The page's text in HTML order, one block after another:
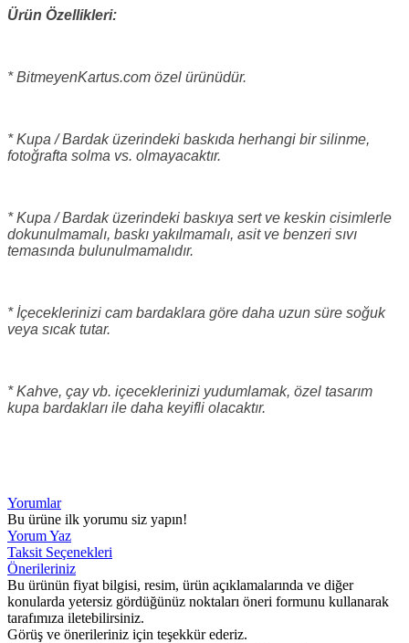
Ürün Özellikleri:
* BitmeyenKartus.com özel ürünüdür.
* Kupa / Bardak üzerindeki baskıda herhangi bir silinme,
fotoğrafta solma vs. olmayacaktır.
* Kupa / Bardak üzerindeki baskıya sert ve keskin cisimlerle
dokunulmamalı, baskı yakılmamalı, asit ve benzeri sıvı
temasında bulunulmamalıdır.
* İçeceklerinizi cam bardaklara göre daha uzun süre soğuk
veya sıcak tutar.
* Kahve, çay vb. içeceklerinizi yudumlamak, özel tasarım
kupa bardakları ile daha keyifli olacaktır.
Yorumlar
Bu ürüne ilk yorumu siz yapın!
Yorum Yaz
Taksit Seçenekleri
Önerileriniz
Bu ürünün fiyat bilgisi, resim, ürün açıklamalarında ve diğer
konularda yetersiz gördüğünüz noktaları öneri formunu kullanarak
tarafımıza iletebilirsiniz.
Görüş ve önerileriniz için teşekkür ederiz.